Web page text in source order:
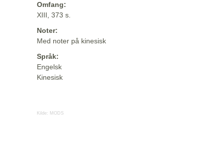
Omfang:
XIII, 373 s.
Noter:
Med noter på kinesisk
Språk:
Engelsk
Kinesisk
Kilde: MODS